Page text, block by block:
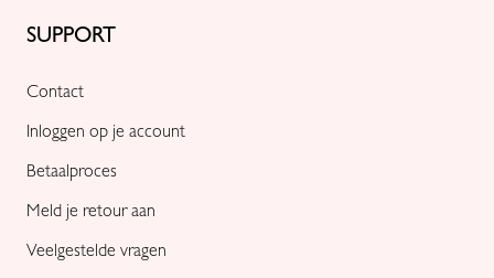
SUPPORT
Contact
Inloggen op je account
Betaalproces
Meld je retour aan
Veelgestelde vragen